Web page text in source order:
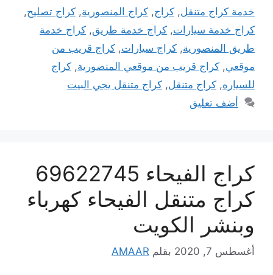
خدمة كراج متنقل, كراج, كراج المنصورية, كراج تصليح,
كراج خدمة سيارات, كراج خدمة طريق, كراج خدمة
طريق المنصورية, كراج سيارات, كراج قريب من
موقعي, كراج قريب من موقعي المنصورية, كراج
للسياره, كراج متنقل, كراج متنقل يجي البيت
أضف تعليق
كراج الفيحاء 69622745
كراج متنقل الفيحاء كهرباء
وبنشر الكويت
أغسطس 7, 2020 بقلم AMAAR